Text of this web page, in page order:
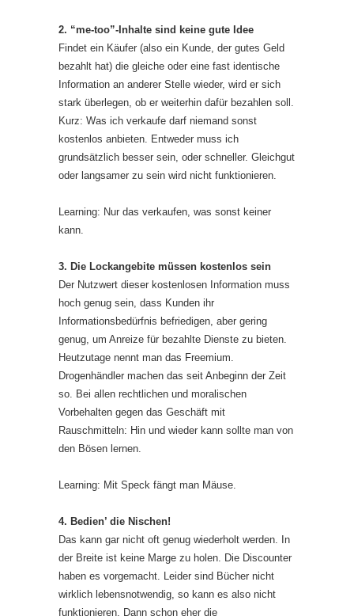
2. “me-too”-Inhalte sind keine gute Idee
Findet ein Käufer (also ein Kunde, der gutes Geld
bezahlt hat) die gleiche oder eine fast identische
Information an anderer Stelle wieder, wird er sich
stark überlegen, ob er weiterhin dafür bezahlen soll.
Kurz: Was ich verkaufe darf niemand sonst
kostenlos anbieten. Entweder muss ich
grundsätzlich besser sein, oder schneller. Gleichgut
oder langsamer zu sein wird nicht funktionieren.
Learning: Nur das verkaufen, was sonst keiner
kann.
3. Die Lockangebite müssen kostenlos sein
Der Nutzwert dieser kostenlosen Information muss
hoch genug sein, dass Kunden ihr
Informationsbedürfnis befriedigen, aber gering
genug, um Anreize für bezahlte Dienste zu bieten.
Heutzutage nennt man das Freemium.
Drogenhändler machen das seit Anbeginn der Zeit
so. Bei allen rechtlichen und moralischen
Vorbehalten gegen das Geschäft mit
Rauschmitteln: Hin und wieder kann sollte man von
den Bösen lernen.
Learning: Mit Speck fängt man Mäuse.
4. Bedien’ die Nischen!
Das kann gar nicht oft genug wiederholt werden. In
der Breite ist keine Marge zu holen. Die Discounter
haben es vorgemacht. Leider sind Bücher nicht
wirklich lebensnotwendig, so kann es also nicht
funktionieren. Dann schon eher die